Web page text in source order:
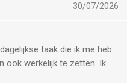
30/07/2026
taak die ik me heb
ook werkelijk te zetten. Ik
dagen lukt het me ook.